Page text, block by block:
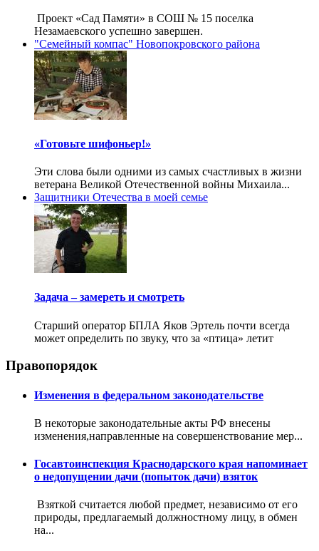
Проект «Сад Памяти» в СОШ № 15 поселка
Незамаевского успешно завершен.
"Семейный компас" Новопокровского района
«Готовьте шифоньер!»
Эти слова были одними из самых счастливых в жизни
ветерана Великой Отечественной войны Михаила...
Защитники Отечества в моей семье
Задача – замереть и смотреть
Старший оператор БПЛА Яков Эртель почти всегда
может определить по звуку, что за «птица» летит
Правопорядок
Изменения в федеральном законодательстве
В некоторые законодательные акты РФ внесены
изменения,направленные на совершенствование мер...
Госавтоинспекция Краснодарского края напоминает
о недопущении дачи (попыток дачи) взяток
Взяткой считается любой предмет, независимо от его
природы, предлагаемый должностному лицу, в обмен
на...